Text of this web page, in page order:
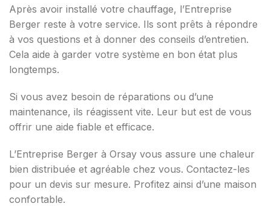
Après avoir installé votre chauffage, l’Entreprise
Berger reste à votre service. Ils sont prêts à répondre
à vos questions et à donner des conseils d’entretien.
Cela aide à garder votre système en bon état plus
longtemps.
Si vous avez besoin de réparations ou d’une
maintenance, ils réagissent vite. Leur but est de vous
offrir une aide fiable et efficace.
L’Entreprise Berger à Orsay vous assure une chaleur
bien distribuée et agréable chez vous. Contactez-les
pour un devis sur mesure. Profitez ainsi d’une maison
confortable.